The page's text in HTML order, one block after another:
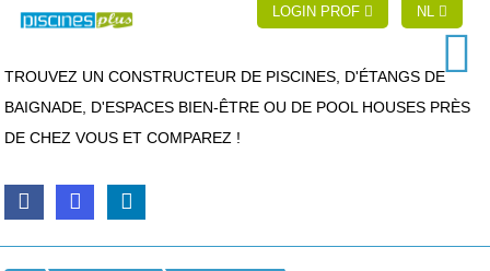
LOGIN PROF NL
TROUVEZ UN CONSTRUCTEUR DE PISCINES, D'ÉTANGS DE
BAIGNADE, D'ESPACES BIEN-ÊTRE OU DE POOL HOUSES PRÈS
DE CHEZ VOUS ET COMPAREZ !